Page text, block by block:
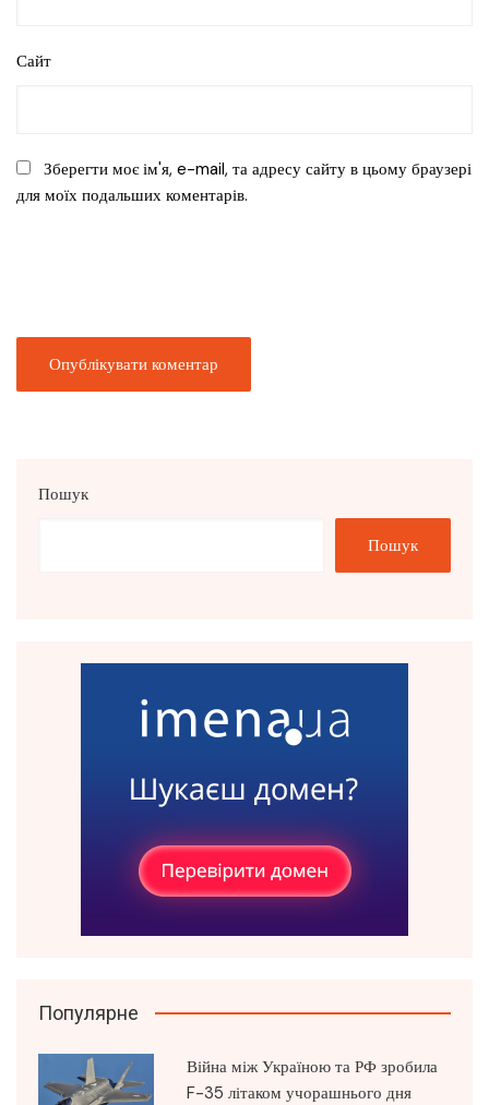
Сайт
Зберегти моє ім'я, e-mail, та адресу сайту в цьому браузері
для моїх подальших коментарів.
Пошук
Пошук
Популярне
Війна між Україною та РФ зробила
F-35 літаком учорашнього дня